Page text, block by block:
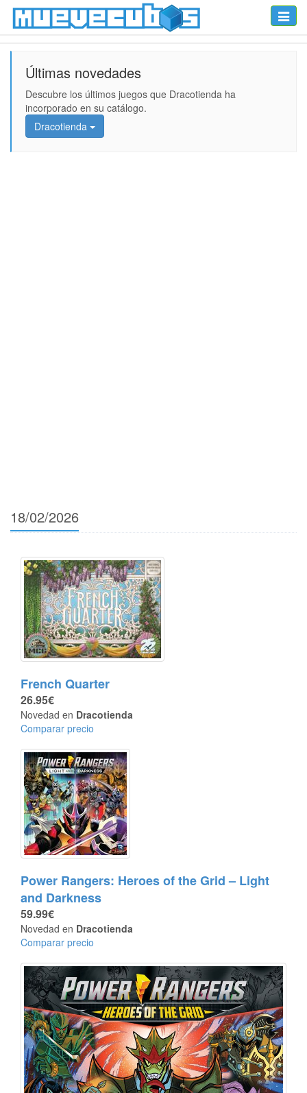
Toggle
Últimas novedades
Descubre los últimos juegos que Dracotienda ha
incorporado en su catálogo.
Dracotienda
18/02/2026
French Quarter
26.95€
Novedad en Dracotienda
Comparar precio
Power Rangers: Heroes of the Grid – Light
and Darkness
59.99€
Novedad en Dracotienda
Comparar precio